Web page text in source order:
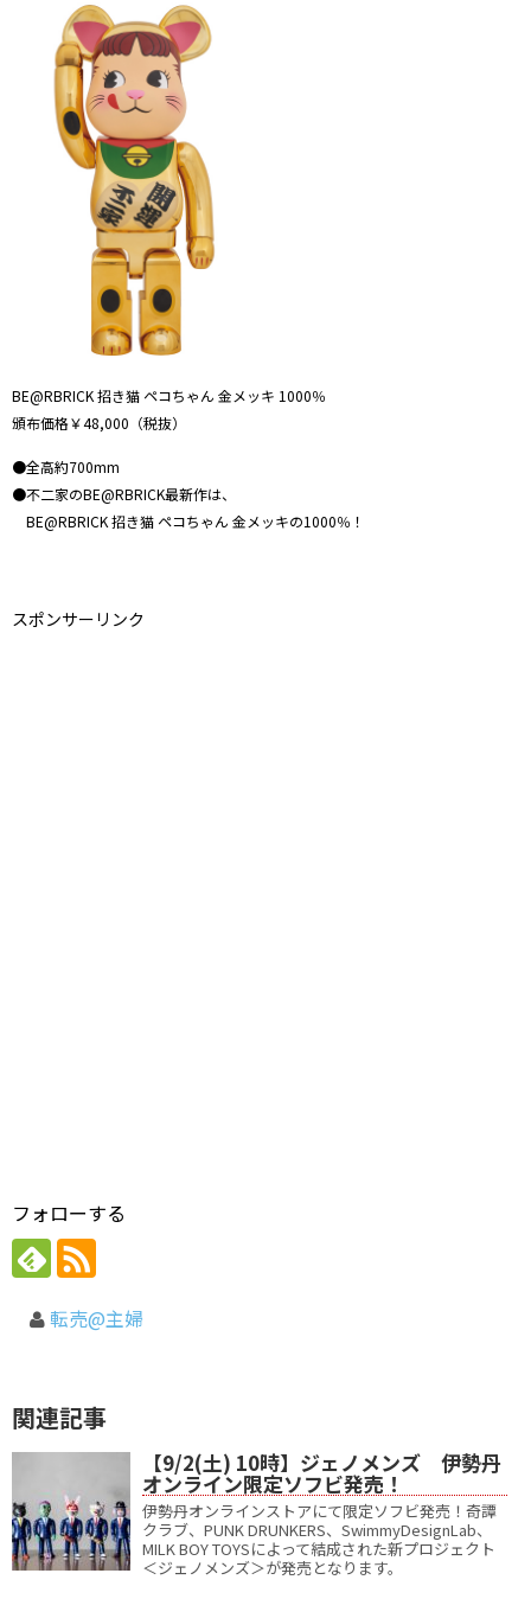
BE@RBRICK 招き猫 ペコちゃん 金メッキ 1000％
頒布価格￥48,000（税抜）
●全高約700mm
●不二家のBE@RBRICK最新作は、
BE@RBRICK 招き猫 ペコちゃん 金メッキの1000％！
スポンサーリンク
フォローする
転売@主婦
関連記事
【9/2(土) 10時】ジェノメンズ 伊勢丹
オンライン限定ソフビ発売！
伊勢丹オンラインストアにて限定ソフビ発売！奇譚
クラブ、PUNK DRUNKERS、SwimmyDesignLab、
MILK BOY TOYSによって結成された新プロジェクト
＜ジェノメンズ＞が発売となります。